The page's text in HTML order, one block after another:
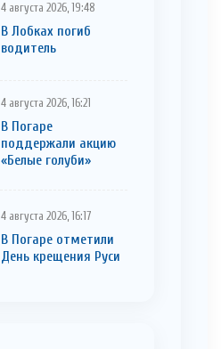
4 августа 2026, 19:48
В Лобках погиб
водитель
4 августа 2026, 16:21
В Погаре
поддержали акцию
«Белые голуби»
4 августа 2026, 16:17
В Погаре отметили
День крещения Руси